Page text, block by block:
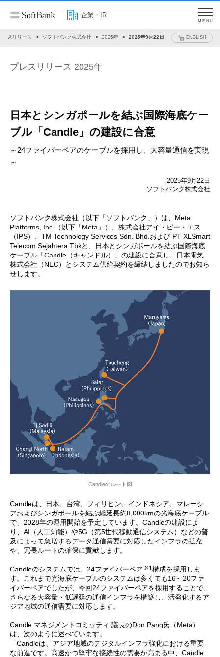
企業・IR
MENU
レスリリース ソフトバンク株式会社 2025年 2025年9月22日 ENGLISH
プレスリリース 2025年
日本とシンガポールを結ぶ国際海底ケー
ブル 「Candle」の建設に合意
～24ファイバーペアのケーブルを採用し、大容量通信を実現
～
2025年9月22日
ソフトバンク株式会社
ソフトバンク株式会社（以下「ソフトバンク」）は、Meta
Platforms, Inc.（以下「Meta」）、株式会社アイ・ピー・エス
（IPS）、TM Technology Services Sdn. Bhd.および PT XLSmart
Telecom Sejahtera Tbkと、日本とシンガポールを結ぶ国際海底
ケーブル「Candle（キャンドル）」の建設に合意し、日本電気
株式会社（NEC）とシステム供給契約を締結しましたのでお知ら
せします。
Candleのルート図
Candleは、日本、台湾、フィリピン、インドネシア、マレーシ
アおよびシンガポールを結ぶ総延長約8,000kmの光海底ケーブル
で、2028年の運用開始を予定しています。Candleの建設によ
り、AI（人工知能）や5G（第5世代移動通信システム）などの普
及によって急増するデータ通信需要に対応したインフラの拡充
や、冗長ルートの確保に貢献します。
Candleのシステムでは、24ファイバーペア※1構成を採用しま
す。これまで光海底ケーブルのシステムは多くても16～20ファ
イバーペアでしたが、今回24ファイバーペアを採用することで、
さらなる大容量・低遅延の通信インフラを構築し、活発化するア
ジア地域の通信需要に対応します。
Candle マネジメントコミッティ 議長のDon Pang氏（Meta）
は、次のように述べています。
「Candleは、アジア地域のデジタルインフラ強化における重要
な前進です。高速かつ堅牢な接続性の需要が高まる中、Candle